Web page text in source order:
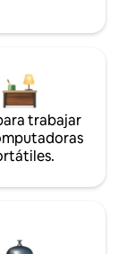
trabajar